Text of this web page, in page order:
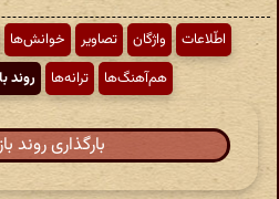
اطّلاعات واژگان تصاویر خوانش‌ها
هم‌آهنگ‌ها
ترانه‌ها روند
بارگذاری روند